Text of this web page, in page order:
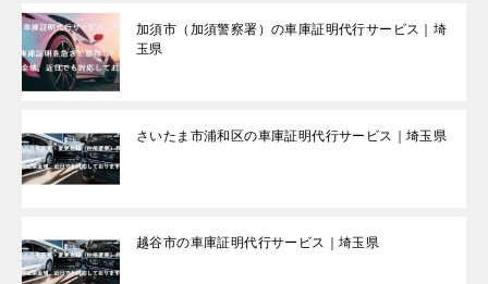
加須市（加須警察署）の車庫証明代行サービス｜埼
玉県
さいたま市浦和区の車庫証明代行サービス｜埼玉県
越谷市の車庫証明代行サービス｜埼玉県